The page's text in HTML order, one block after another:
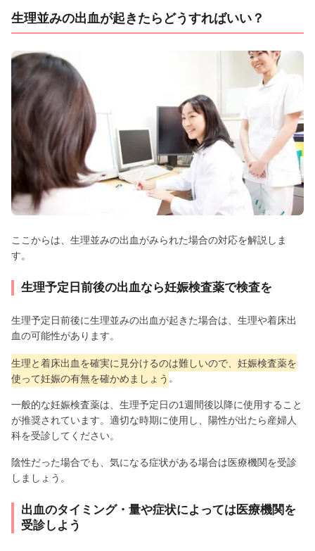
生理並みの出血が起きたらどうすればいい？
ここからは、生理並みの出血がみられた場合の対応を解説しま
す。
生理予定日前後の出血なら妊娠検査薬で検査を
生理予定日前後に生理並みの出血が起きた場合は、生理や着床出
血の可能性があります。
生理と着床出血を確実に見分けるのは難しいので、妊娠検査薬を
使って妊娠の有無を確かめましょう 。
一般的な妊娠検査薬は、生理予定日の1週間後以降に使用すること
が推奨されています。適切な時期に使用し、陽性が出たら産婦人
科を受診してください。
陰性だった場合でも、気になる症状がある場合は医療機関を受診
しましょう。
出血のタイミング・量や症状によっては医療機関を
受診しよう